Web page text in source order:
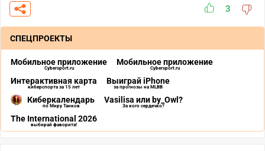
3
СПЕЦПРОЕКТЫ
Мобильное приложение
Cybersport.ru
Мобильное приложение
Cybersport.ru
Интерактивная карта
киберспорта за 15 лет
Выиграй iPhone
за прогнозы на MLBB
Киберкалендарь
по Миру Танков
Vasilisa или by_Owl?
За кого сердечко?
The International 2026
выбирай фаворита!